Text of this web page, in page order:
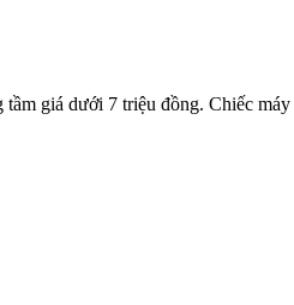
giá dưới 7 triệu đồng. Chiếc